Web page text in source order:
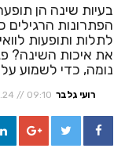
בעיות שינה הן
הפתרונות הרגילים
לתלות ותופעות
את איכות השינה?
נומה, כדי לשמוע
רועי גלבר // 09:10